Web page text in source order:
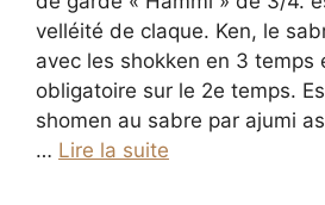
velléité de claque. Ken, le
avec les shokken en 3 temps
obligatoire sur le 2e temps.
shomen au sabre par ajumi
… Lire la suite